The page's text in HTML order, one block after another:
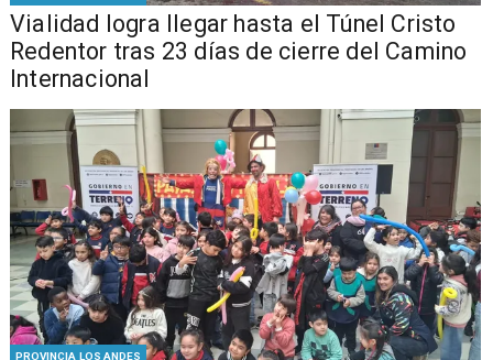
Vialidad logra llegar hasta el Túnel Cristo
Redentor tras 23 días de cierre del Camino
Internacional
PROVINCIA LOS ANDES